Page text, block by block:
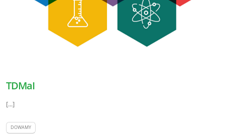
TDMaI
[...]
DOWAMY